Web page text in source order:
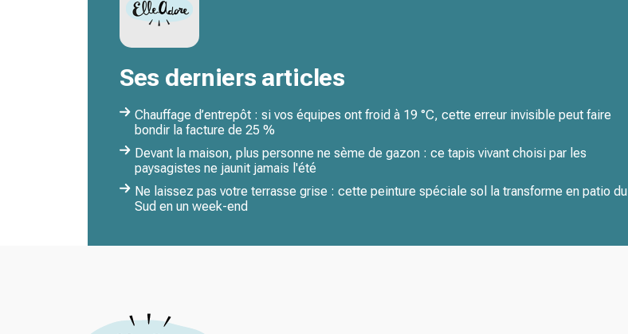
Ses derniers articles
Chauffage d’entrepôt : si vos équipes ont froid à 19 °C, cette erreur invisible peut faire
bondir la facture de 25 %
Devant la maison, plus personne ne sème de gazon : ce tapis vivant choisi par les
paysagistes ne jaunit jamais l'été
Ne laissez pas votre terrasse grise : cette peinture spéciale sol la transforme en patio du
Sud en un week-end